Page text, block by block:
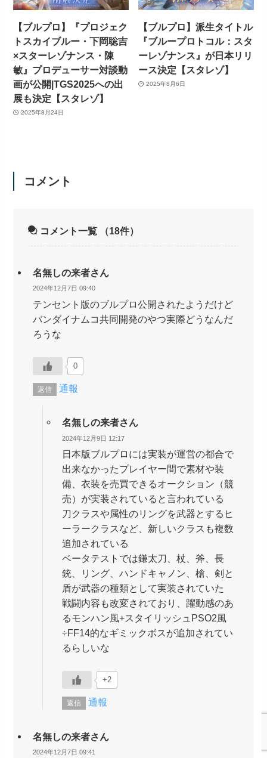
【ブルプロ】『プロジェク
トスカイブルー・下岡聡吉
×スターレゾナンス・陳
敏』プロデューサー対談動
画が公開|TGS2025への出
展も決定【スタレゾ】
2025年8月24日
【ブルプロ】派生タイトル
『ブループロトコル：スタ
ーレゾナンス』が日本リリ
ース決定【スタレゾ】
2025年8月6日
コメント
コメント一覧 （18件）
名無しの来者さん
2024年12月7日 09:40
テンセント版のブルプロ公開されたようだけど
バンダイナムコ共同開発のやつ実際どうなんだ
ろうな
0
返信 通報
名無しの来者さん
2024年12月9日 12:17
日本版ブルプロには実装が運営の都合で
出来なかったプレイヤー間で素材や装
備、衣装を売買できるオークション（競
売）が実装されていると言われている
刀クラスや属性のリングを武器とするヒ
ーラークラスなど、新しいクラスも複数
追加されている
ベータテストでは鎌太刀、杖、斧、長
銃、リング、ハンドキャノン、槍、剣と
盾が武器の種類として実装されていた
戦闘内容も改変されており、躍動感のあ
るモンハン風+スタイリッシュPSO2風
÷FF14的なギミックボスが追加されてい
るらしいな
+2
返信 通報
名無しの来者さん
2024年12月7日 09:41